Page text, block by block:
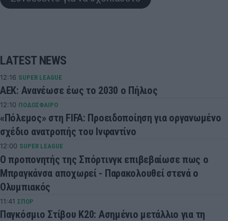
LATEST NEWS
12:16 SUPER LEAGUE
ΑΕΚ: Ανανέωσε έως το 2030 ο Πήλιος
12:10 ΠΟΔΟΣΦΑΙΡΟ
«Πόλεμος» στη FIFA: Προειδοποίηση για οργανωμένο
σχέδιο ανατροπής του Ινφαντίνο
12:00 SUPER LEAGUE
Ο προπονητής της Σπόρτινγκ επιβεβαίωσε πως ο
Μπραγκάνσα αποχωρεί - Παρακολουθεί στενά ο
Ολυμπιακός
11:41 ΣΠΟΡ
Παγκόσμιο Στίβου Κ20: Ασημένιο μετάλλιο για τη